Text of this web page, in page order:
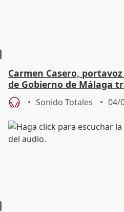
Carmen Casero,
de Gobierno de Málaga
de Pérez de Siles
Sonido Totales 04/